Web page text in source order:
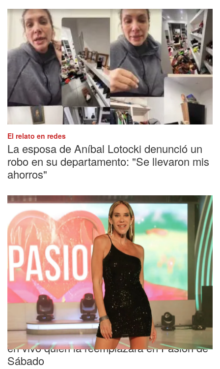
El relato en redes
La esposa de Aníbal Lotocki denunció un
robo en su departamento: "Se llevaron mis
ahorros"
"Estoy en shock"
La reacción de Marcela Baños al enterarse
en vivo quién la reemplazará en Pasión de
Sábado